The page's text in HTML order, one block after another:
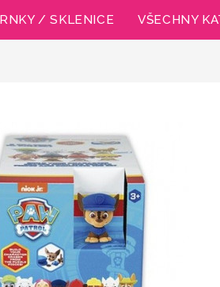
/ SKLENICE VŠECHNY